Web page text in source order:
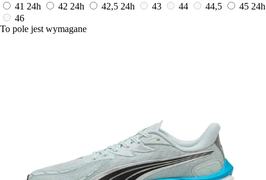
41 24h 42 24h 42,5 24h 43 44 44,5 45 24h
46
To pole jest wymagane